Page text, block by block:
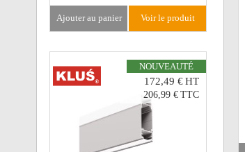
ajouter au panier voir le produit
NOUVEAUTÉ
172,49 €HT
206,99 € TTC